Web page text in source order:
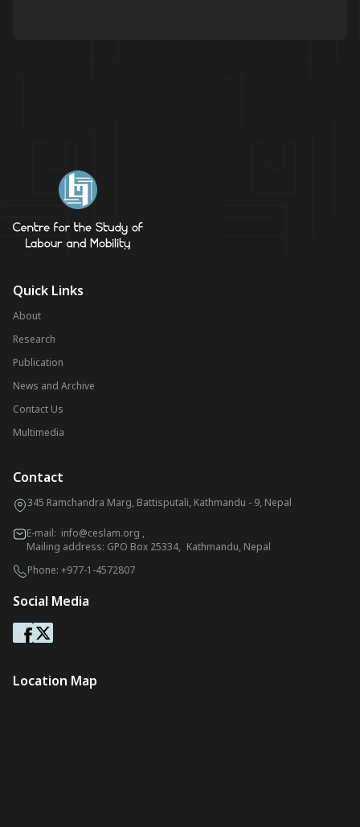
Quick Links
About
Research
Publication
News and Archive
Contact Us
Multimedia
Contact
345 Ramchandra Marg, Battisputali, Kathmandu - 9, Nepal
E-mail: info@ceslam.org ,
Mailing address: GPO Box 25334, Kathmandu, Nepal
Phone: +977-1-4572807
Social Media
Location Map